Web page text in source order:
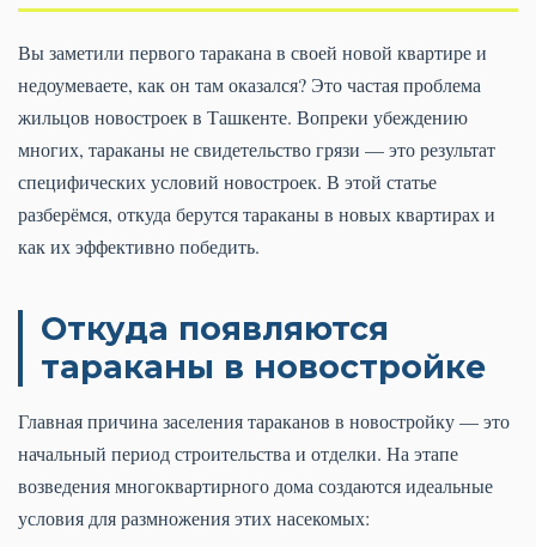
Вы заметили первого таракана в своей новой квартире и
недоумеваете, как он там оказался? Это частая проблема
жильцов новостроек в Ташкенте. Вопреки убеждению
многих, тараканы не свидетельство грязи — это результат
специфических условий новостроек. В этой статье
разберёмся, откуда берутся тараканы в новых квартирах и
как их эффективно победить.
Откуда появляются
тараканы в новостройке
Главная причина заселения тараканов в новостройку — это
начальный период строительства и отделки. На этапе
возведения многоквартирного дома создаются идеальные
условия для размножения этих насекомых: